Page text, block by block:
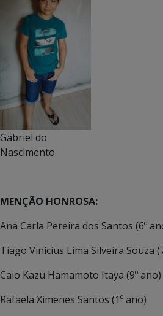
Gabriel do
Nascimento
MENÇÃO HONROSA:
Ana Carla Pereira dos Santos (6º
Tiago Vinícius Lima Silveira Souza
Caio Kazu Hamamoto Itaya (9º ano)
Rafaela Ximenes Santos (1º ano)